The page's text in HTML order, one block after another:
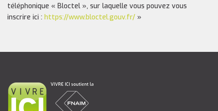
téléphonique « Bloctel », sur laquelle vous pouvez vous
inscrire ici : https://www.bloctel.gouv.fr/ »